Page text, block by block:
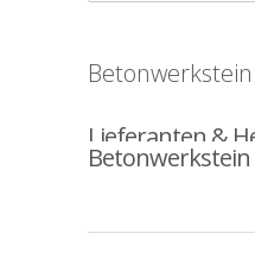
Lieferanten &
Betonwerkstein